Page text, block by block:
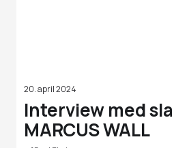
20. april 2024
Interview med
MARCUS WALL